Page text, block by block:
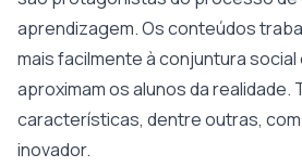
aprendizagem. Os conteúdos
mais facilmente à conjuntura social
aproximam os alunos da realidade.
características, dentre outras,
inovador.